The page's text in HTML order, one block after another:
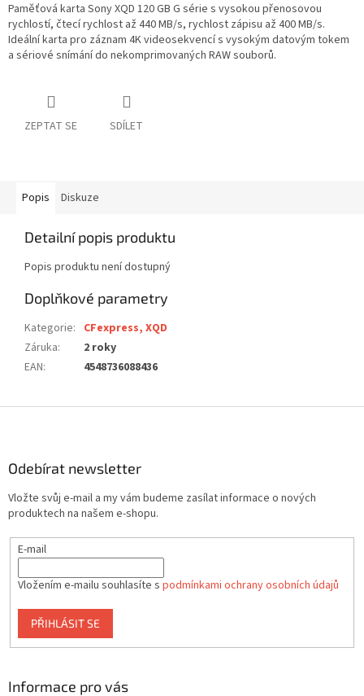
Paměťová karta Sony XQD 120 GB G série s vysokou přenosovou
rychlostí, čtecí rychlost až 440 MB/s, rychlost zápisu až 400 MB/s.
Ideální karta pro záznam 4K videosekvencí s vysokým datovým tokem
a sériové snímání do nekomprimovaných RAW souborů.
ZEPTAT SE SDÍLET
Popis Diskuze
Detailní popis produktu
Popis produktu není dostupný
Doplňkové parametry
Kategorie: CFexpress, XQD
Záruka:
2 roky
EAN: 4548736088436
Odebírat newsletter
Vložte svůj e-mail a my vám budeme zasílat informace o nových
produktech na našem e-shopu.
E-mail
Vložením e-mailu souhlasíte s podmínkami ochrany osobních údajů
PŘIHLÁSIT SE
Informace pro vás